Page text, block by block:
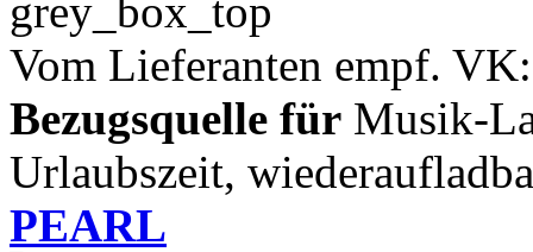
Vom Lieferanten empf.
Bezugsquelle für Musik-
Urlaubszeit,
PEARL